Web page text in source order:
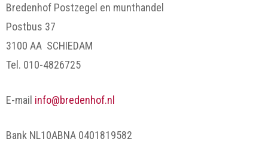
Bredenhof Postzegel en munthandel
Postbus 37
3100 AA SCHIEDAM
Tel. 010-4826725
E-mail info@bredenhof.nl
Bank NL10ABNA 0401819582